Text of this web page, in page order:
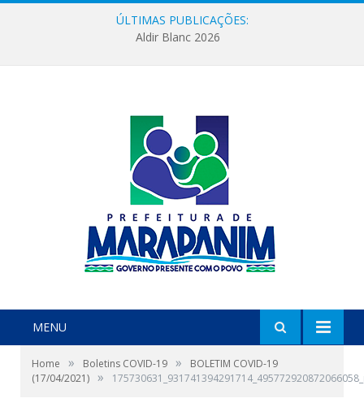
ÚLTIMAS PUBLICAÇÕES:
Aldir Blanc 2026
MENU
Home » Boletins COVID-19 »
BOLETIM COVID-19
(17/04/2021) »